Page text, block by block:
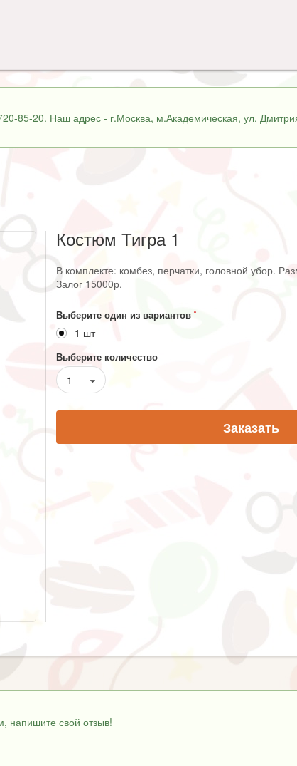
85-20. Наш адрес - г.Москва, м.Академическая, ул.
Костюм Тигра 1
В комплекте: комбез, перчатки, головной убор.
Залог 15000р.
Выберите один из вариантов
1 шт
Выберите количество
1
Заказать
напишите свой отзыв!